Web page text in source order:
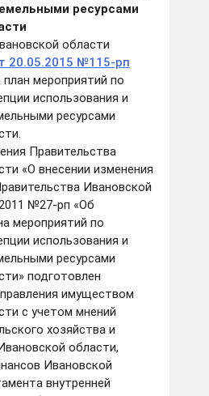
ресурсами
области
20.05.2015 №115-рп
план мероприятий по
использования и
ресурсами
Правительства
«О внесении изменения
Ивановской
№27-рп «Об
мероприятий по
использования и
ресурсами
подготовлен
имуществом
с учетом мнений
хозяйства и
области,
Ивановской
внутренней